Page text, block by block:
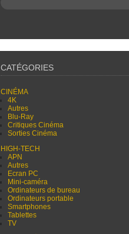
CATÉGORIES
CINÉMA
4K
Autres
Blu-Ray
Critiques Cinéma
Sorties Cinéma
HIGH-TECH
APN
Autres
Ecran PC
Mini-caméra
Ordinateurs de bureau
Ordinateurs portable
Smartphones
Tablettes
TV